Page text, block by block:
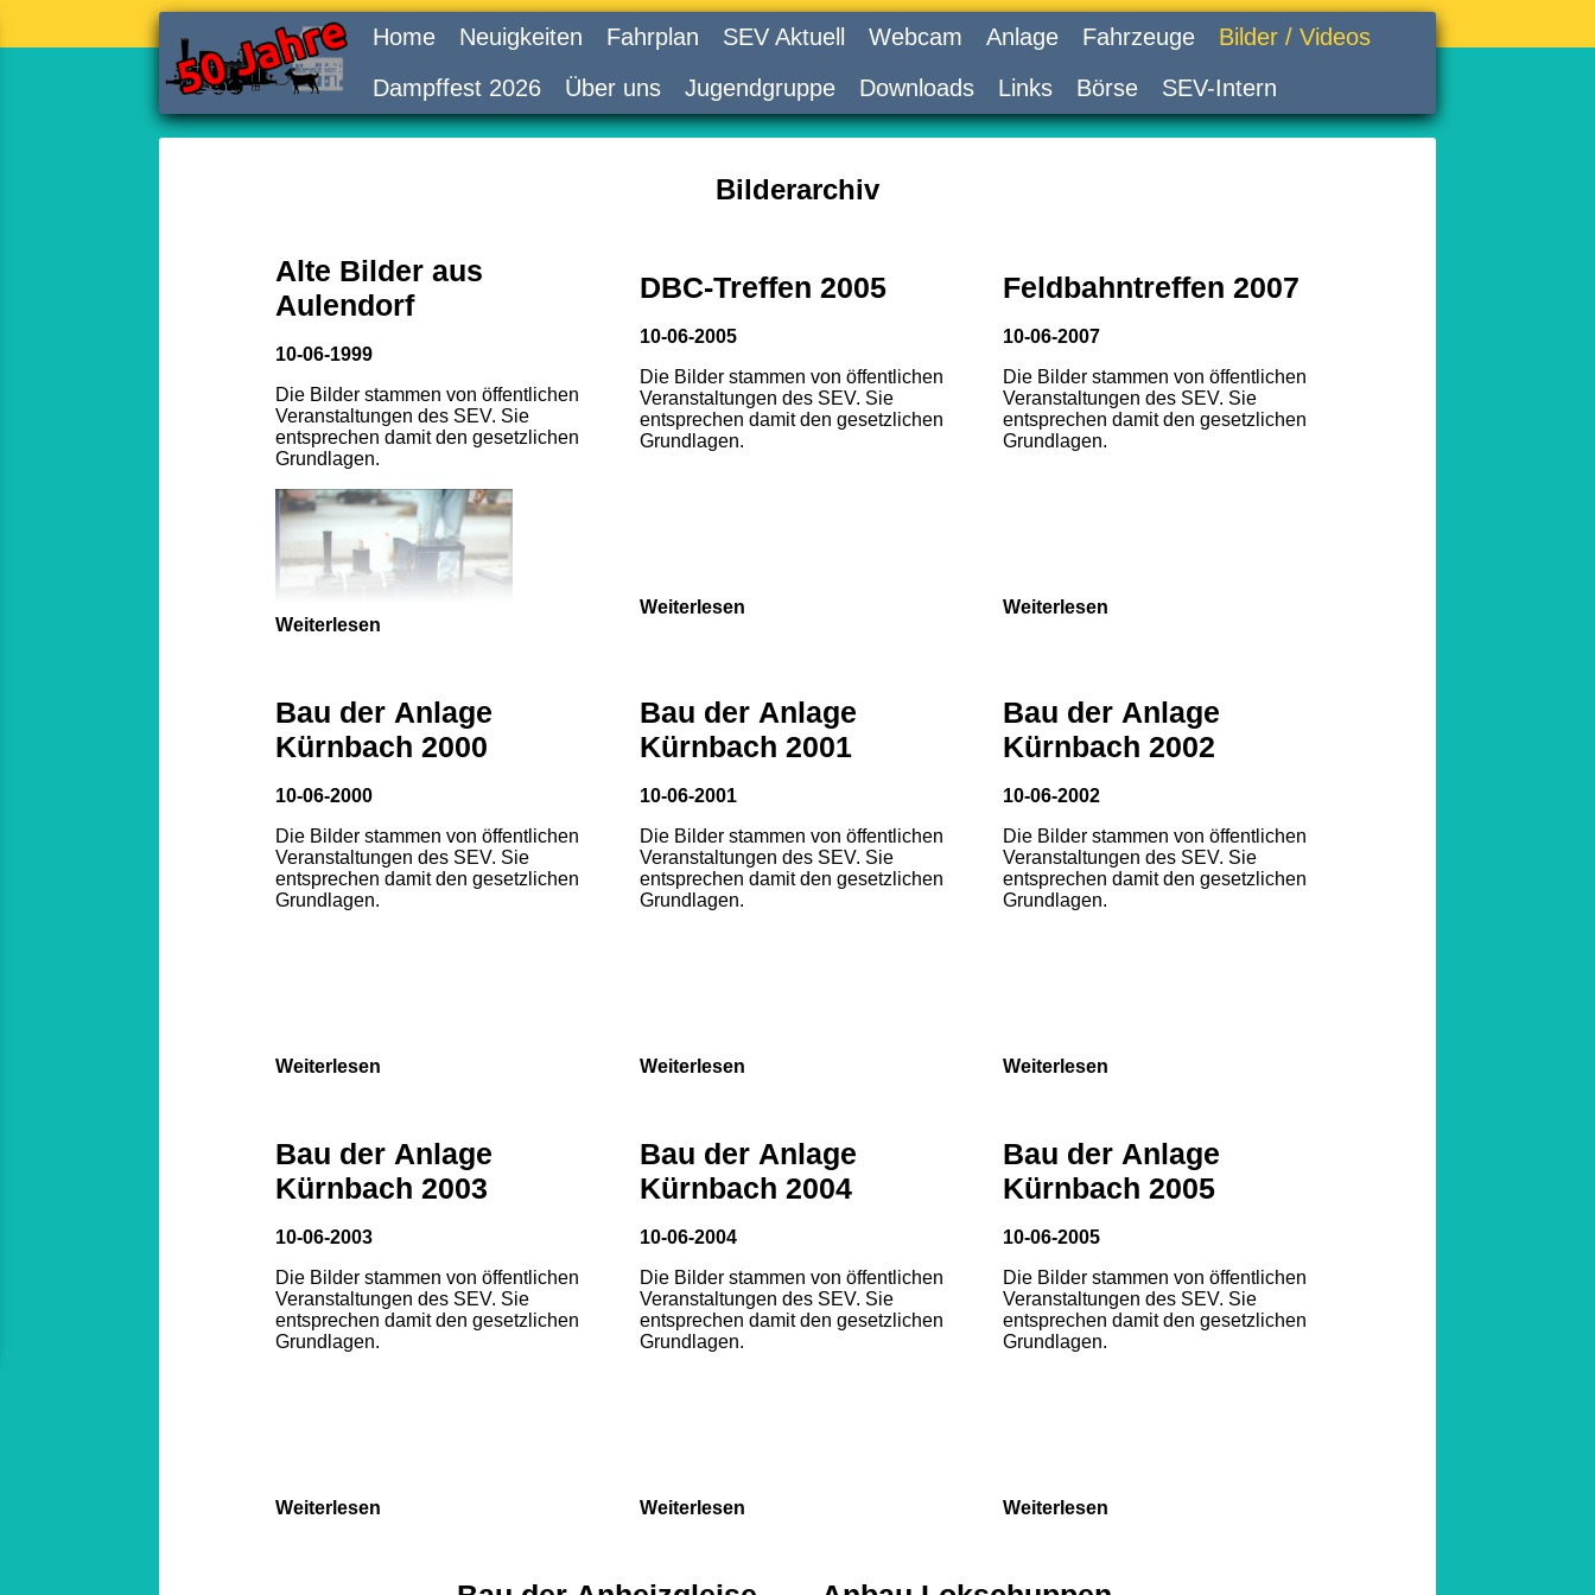
Home Neuigkeiten Fahrplan SEV Aktuell Webcam Anlage Fahrzeuge
Bilder / Videos
Dampffest 2026
Über uns Jugendgruppe Downloads Links Börse SEV-Intern
Bilderarchiv
Alte Bilder aus
Aulendorf
10-06-1999
Die Bilder stammen von öffentlichen
Veranstaltungen des SEV. Sie
entsprechen damit den gesetzlichen
Grundlagen.
Weiterlesen
DBC-Treffen 2005
10-06-2005
Die Bilder stammen von öffentlichen
Veranstaltungen des SEV. Sie
entsprechen damit den gesetzlichen
Grundlagen.
Weiterlesen
Feldbahntreffen 2007
10-06-2007
Die Bilder stammen von öffentlichen
Veranstaltungen des SEV. Sie
entsprechen damit den gesetzlichen
Grundlagen.
Weiterlesen
Bau der Anlage
Kürnbach 2000
10-06-2000
Die Bilder stammen von öffentlichen
Veranstaltungen des SEV. Sie
entsprechen damit den gesetzlichen
Grundlagen.
Weiterlesen
Bau der Anlage
Kürnbach 2001
10-06-2001
Die Bilder stammen von öffentlichen
Veranstaltungen des SEV. Sie
entsprechen damit den gesetzlichen
Grundlagen.
Weiterlesen
Bau der Anlage
Kürnbach 2002
10-06-2002
Die Bilder stammen von öffentlichen
Veranstaltungen des SEV. Sie
entsprechen damit den gesetzlichen
Grundlagen.
Weiterlesen
Bau der Anlage
Kürnbach 2003
10-06-2003
Die Bilder stammen von öffentlichen
Veranstaltungen des SEV. Sie
entsprechen damit den gesetzlichen
Grundlagen.
Weiterlesen
Bau der Anlage
Kürnbach 2004
10-06-2004
Die Bilder stammen von öffentlichen
Veranstaltungen des SEV. Sie
entsprechen damit den gesetzlichen
Grundlagen.
Weiterlesen
Bau der Anlage
Kürnbach 2005
10-06-2005
Die Bilder stammen von öffentlichen
Veranstaltungen des SEV. Sie
entsprechen damit den gesetzlichen
Grundlagen.
Weiterlesen